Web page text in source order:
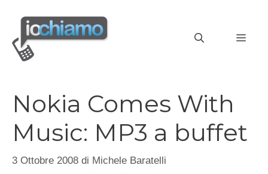
contenuto
Nokia Comes With
Music: MP3 a buffet
3 Ottobre 2008 di Michele Baratelli